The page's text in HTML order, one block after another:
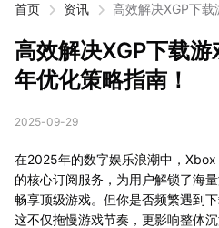
首页 资讯
高效解决XGP下
高效解决XGP下载
年优化策略指南！
2025-09-29
在2025年的数字娱乐浪潮中，
的核心订阅服务，为用户解锁了海
畅享顶级游戏。但你是否频繁遇到
这不仅拖慢游戏节奏，更影响整体